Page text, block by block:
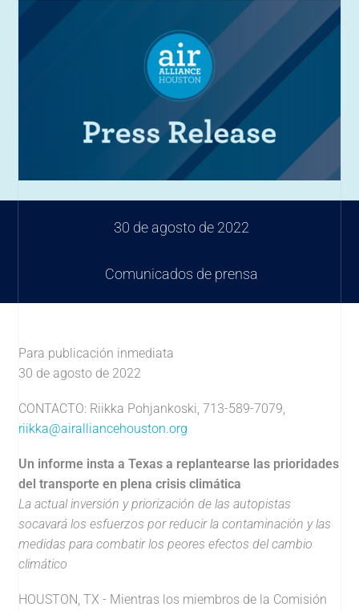
30 de agosto de 2022
Comunicados de prensa
Para publicación inmediata
30 de agosto de 2022
CONTACTO: Riikka Pohjankoski, 713-589-7079,
riikka@airalliancehouston.org
Un informe insta a Texas a replantearse las prioridades
del transporte en plena crisis climática
La actual inversión y priorización de las autopistas
socavará los esfuerzos por reducir la contaminación y las
medidas para combatir los peores efectos del cambio
climático
HOUSTON, TX - Mientras los miembros de la Comisión